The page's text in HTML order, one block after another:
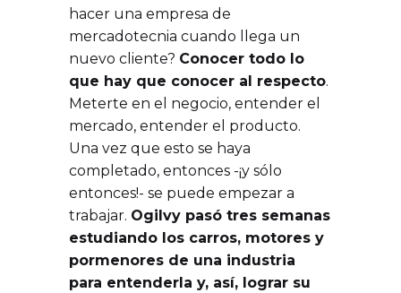
hacer una empresa de
mercadotecnia cuando llega un
nuevo cliente? Conocer todo lo
que hay que conocer al respecto.
Meterte en el negocio, entender el
mercado, entender el producto.
Una vez que esto se haya
completado, entonces -¡y sólo
entonces!- se puede empezar a
trabajar. Ogilvy pasó tres semanas
estudiando los carros, motores y
pormenores de una industria
para entenderla y, así, lograr su